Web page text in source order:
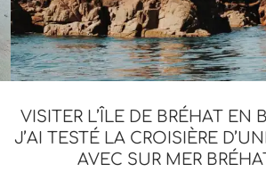
VISITER L’ÎLE DE BRÉHAT EN
J’AI TESTÉ LA CROISIÈRE
AVEC SUR MER